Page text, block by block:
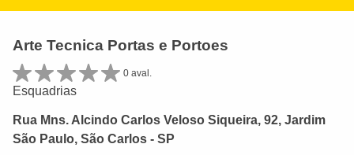
Arte Tecnica Portas e Portoes
0 aval.
Esquadrias
Rua Mns. Alcindo Carlos Veloso Siqueira, 92, Jardim
São Paulo, São Carlos - SP